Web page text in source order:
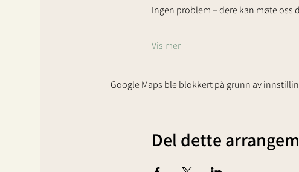
Ingen problem – dere kan møte oss
Vis mer
Google Maps ble blokkert på grunn av
Del dette